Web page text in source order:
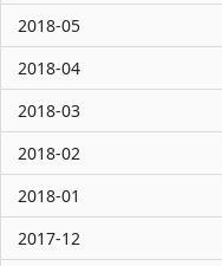
2018-05
2018-04
2018-03
2018-02
2018-01
2017-12